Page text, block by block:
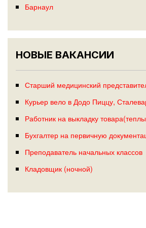
Барнаул
НОВЫЕ ВАКАНСИИ
Старший медицинский
Курьер вело в Додо Пиццу,
Работник на выкладку
Бухгалтер на первичную
Преподаватель начальных классов
Кладовщик (ночной)